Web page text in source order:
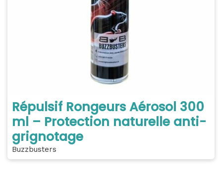
Répulsif Rongeurs Aérosol 300
ml – Protection naturelle anti-
grignotage
Buzzbusters